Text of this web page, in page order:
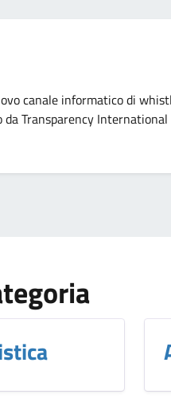
canale informatico di
Transparency